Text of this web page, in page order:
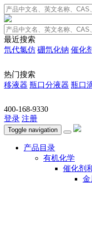
最近搜索
氘代氯仿 硼氘化钠 催化剂
热门搜索
移液器 瓶口分液器 瓶口
400-168-9330
登录 注册
Toggle navigation
产品目录
有机化学
催化剂
金